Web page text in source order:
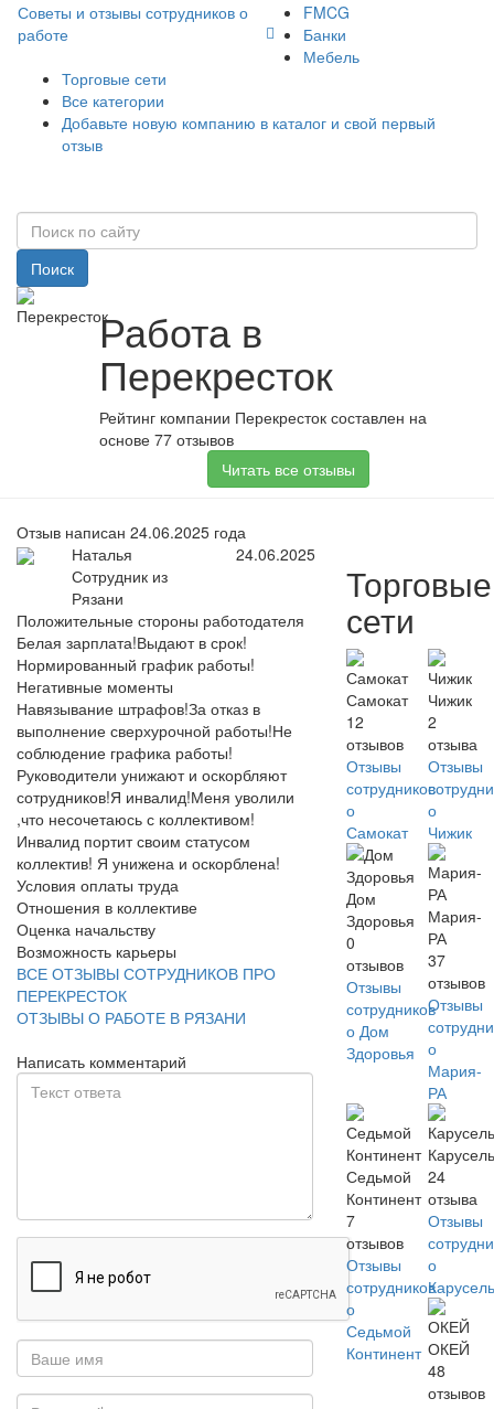
Советы и отзывы сотрудников о
работе
FMCG
Банки
Мебель
Торговые сети
Все категории
Добавьте новую компанию в каталог и свой первый
отзыв
Поиск
Работа в
Перекресток
Рейтинг компании Перекресток составлен на
основе 77 отзывов
Читать все отзывы
Отзыв написан 24.06.2025 года
Наталья
Сотрудник из
Рязани
24.06.2025
Положительные стороны работодателя
Белая зарплата!Выдают в срок!
Нормированный график работы!
Негативные моменты
Навязывание штрафов!За отказ в
выполнение сверхурочной работы!Не
соблюдение графика работы!
Руководители унижают и оскорбляют
сотрудников!Я инвалид!Меня уволили
,что несочетаюсь с коллективом!
Инвалид портит своим статусом
коллектив! Я унижена и оскорблена!
Условия оплаты труда
Отношения в коллективе
Оценка начальству
Возможность карьеры
ВСЕ ОТЗЫВЫ СОТРУДНИКОВ ПРО
ПЕРЕКРЕСТОК
ОТЗЫВЫ О РАБОТЕ В РЯЗАНИ
Написать комментарий
Торговые
сети
Самокат
12
отзывов
Отзывы
сотрудников
о
Самокат
Чижик
2
отзыва
Отзывы
о
Чижик
Дом
Здоровья
0
отзывов
Отзывы
сотрудников
о Дом
Здоровья
Мария-
РА
37
отзывов
Отзывы
о
Мария-
РА
Седьмой
Континент
7
отзывов
Отзывы
сотрудников
о
Седьмой
Континент
24
отзыва
Отзывы
о
ОКЕЙ
48
отзывов